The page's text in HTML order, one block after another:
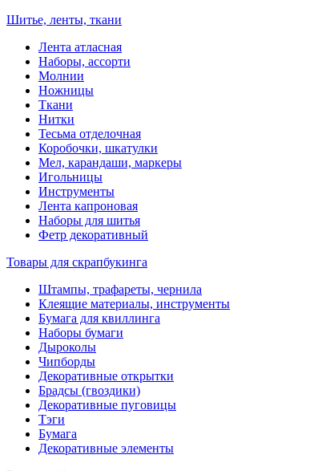
Шитье, ленты, ткани
Лента атласная
Наборы, ассорти
Молнии
Ножницы
Ткани
Нитки
Тесьма отделочная
Коробочки, шкатулки
Мел, карандаши, маркеры
Игольницы
Инструменты
Лента капроновая
Наборы для шитья
Фетр декоративный
Товары для скрапбукинга
Штампы, трафареты, чернила
Клеящие материалы, инструменты
Бумага для квиллинга
Наборы бумаги
Дыроколы
Чипборды
Декоративные открытки
Брадсы (гвоздики)
Декоративные пуговицы
Тэги
Бумага
Декоративные элементы